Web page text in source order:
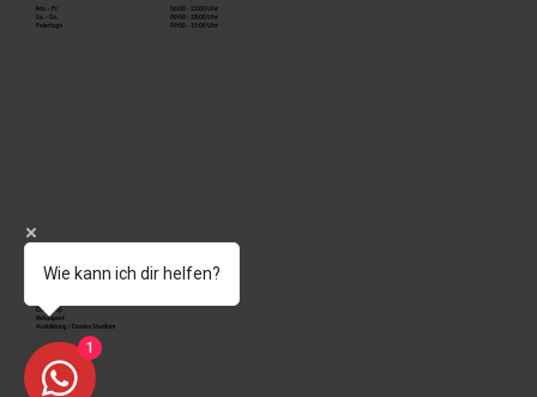
Mo. - Fr.
Sa. - So.
Feiertags
06:00 - 22:00 Uhr
09:00 - 18:00 Uhr
09:00 - 15:00 Uhr
DAS STUDIO
Check-up
Rehasport
Ausbildung / Duales Studium
Wie kann ich dir helfen?
1